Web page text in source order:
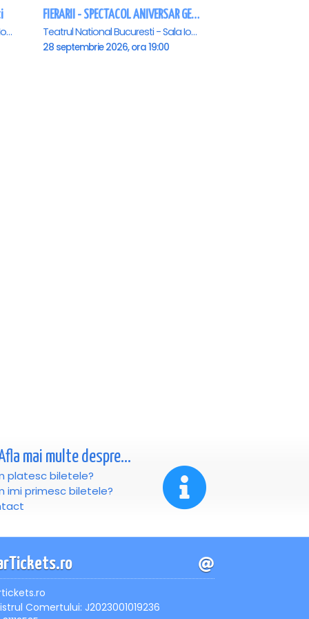
Teatrul National Bucuresti - Sala Ion Caramitru, Bucuresti
FIERARII - SPECTACOL ANIVERSAR GEORGE MIHĂIȚĂ
Teatrul National Bucuresti - Sala Ion Caramitru, Bucuresti
28 septembrie 2026, ora 19:00
mai multe despre...
platesc biletele?
imi primesc biletele?
Comertului: J2023001019236